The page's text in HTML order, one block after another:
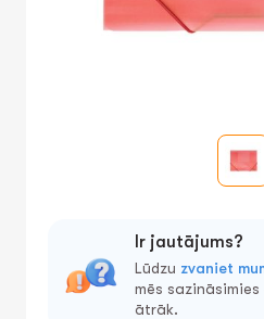
Ir jautājums?
Lūdzu zvaniet
mēs
ātrāk.